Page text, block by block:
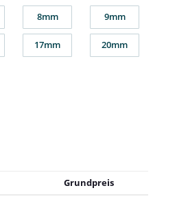
8mm
8mm 9mm
9mm
17mm
17mm 20mm
20mm
Grundpreis